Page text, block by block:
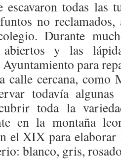
escavaron todas las
no reclamados,
Durante
abiertos y las
para
calle cercana, como
todavía algunas
toda la
en la montaña
el XIX para elaborar
blanco, gris,